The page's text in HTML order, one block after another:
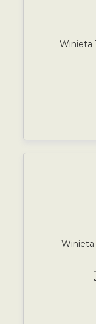
Winieta
Winieta